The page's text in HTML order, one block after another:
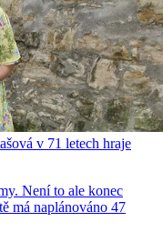
v 71 letech hraje
Není to ale konec
má naplánováno 47